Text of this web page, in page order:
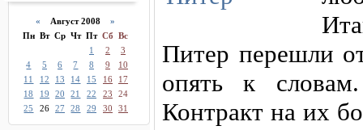
« Август 2008 »
Пн Вт Ср Чт Пт Сб Вс
1
2
3
4
5 6 7 8 9
10
11
12 13 14 15 16
17
18
19 20 21 22 23
24
25
26 27 28 29 30 31
Питер перешли
опять к
Контракт на их